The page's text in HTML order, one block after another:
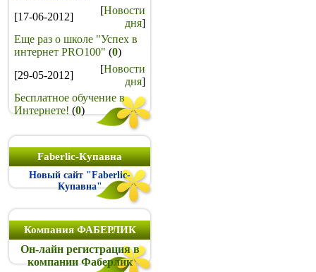
[17-06-2012]
[Новости
дня]
Еще раз о школе "Успех в
интернет PRO100" (0)
[29-05-2012]
[Новости
дня]
Бесплатное обучение в
Интернете! (0)
Faberlic-Купавна
Новый сайт "Faberlic-
Купавна"
Компания ФАБЕРЛИК
Он-лайн регистрация в
компании Фаберлик